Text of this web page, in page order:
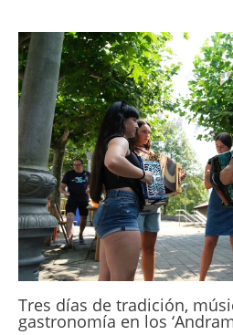
Tres días de tradición,
gastronomía en los